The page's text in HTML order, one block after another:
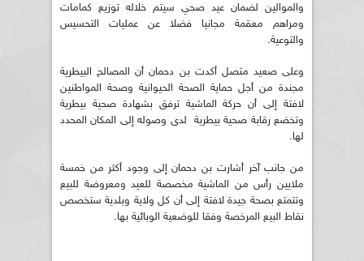
والموالين لضمان عيد صحي سيتم خلاله توزيع كمامات
ومراهم معقمة مجانيا فضلا عن عمليات التحسيس
والتوعية.
وعلى صعيد متصل أكدت بن دحمان أن المصالح البيطرية
مجندة من أجل حماية الصحة الحيوانية وصحة المواطنين
لافتة إلى أن حركة الماشية ترفق بشهادة صحية بيطرية
وتخضع رقابة صحية بيطرية لدى وصوله إلى المكان المحدد
لها.
من جانب آخر أشارت بن دحمان إلى وجود أكثر من خمسة
ملايين رأس من الماشية مخصصة للعيد ومعروضة للبيع
وتتمتع بصحة جيدة لافتة إلى أن كل ولاية وبلدية ستخصص
نقاط البيع المرخصة وفقا للوضعية الوبائية بها.